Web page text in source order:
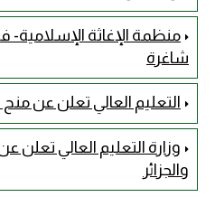
منظمة الإغاثة
شاغرة
التعليم العالي تعلن عن
وزارة التعليم العالي
والجزائر